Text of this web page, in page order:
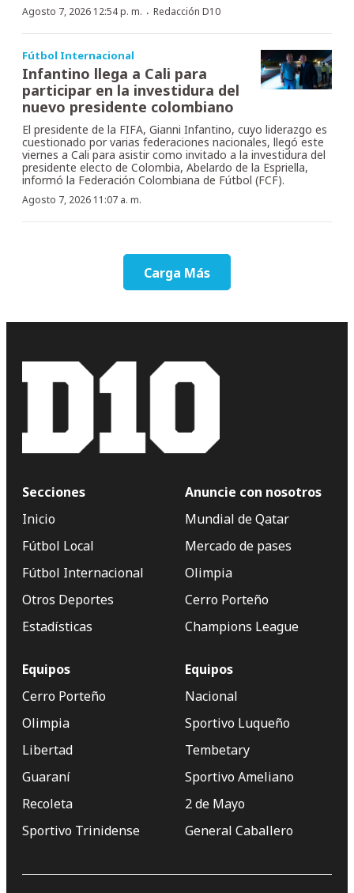
Agosto 7, 2026 12:54 p. m. · Redacción D10
Fútbol Internacional
Infantino llega a Cali para
participar en la investidura del
nuevo presidente colombiano
El presidente de la FIFA, Gianni Infantino, cuyo liderazgo es
cuestionado por varias federaciones nacionales, llegó este
viernes a Cali para asistir como invitado a la investidura del
presidente electo de Colombia, Abelardo de la Espriella,
informó la Federación Colombiana de Fútbol (FCF).
Agosto 7, 2026 11:07 a. m.
Carga Más
Secciones
Inicio
Fútbol Local
Fútbol Internacional
Otros Deportes
Estadísticas
Anuncie con nosotros
Mundial de Qatar
Mercado de pases
Olimpia
Cerro Porteño
Champions League
Equipos
Cerro Porteño
Olimpia
Libertad
Guaraní
Recoleta
Sportivo Trinidense
Equipos
Nacional
Sportivo Luqueño
Tembetary
Sportivo Ameliano
2 de Mayo
General Caballero